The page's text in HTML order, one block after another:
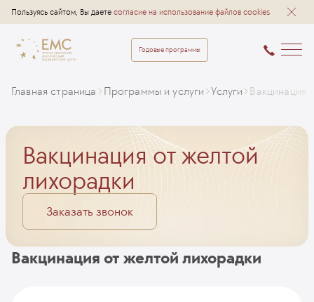
Пользуясь сайтом, Вы даете согласие на использование файлов cookies
Годовые программы
Главная страница Программы и услуги Услуги Вакцинация
Вакцинация от желтой
лихорадки
Заказать звонок
Вакцинация от желтой лихорадки